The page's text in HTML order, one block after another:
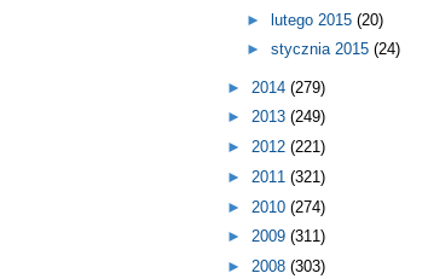
► lutego 2015 (20)
► stycznia 2015 (24)
► 2014 (279)
► 2013 (249)
► 2012 (221)
► 2011 (321)
► 2010 (274)
► 2009 (311)
► 2008 (303)